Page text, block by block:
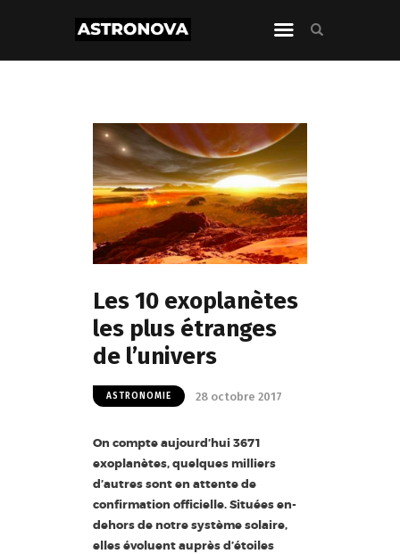
Les 10 exoplanètes
les plus étranges
de l’univers
ASTRONOMIE 28 octobre 2017
On compte aujourd’hui 3671
exoplanètes, quelques milliers
d’autres sont en attente de
confirmation officielle. Situées en-
dehors de notre système solaire,
elles évoluent auprès d’étoiles